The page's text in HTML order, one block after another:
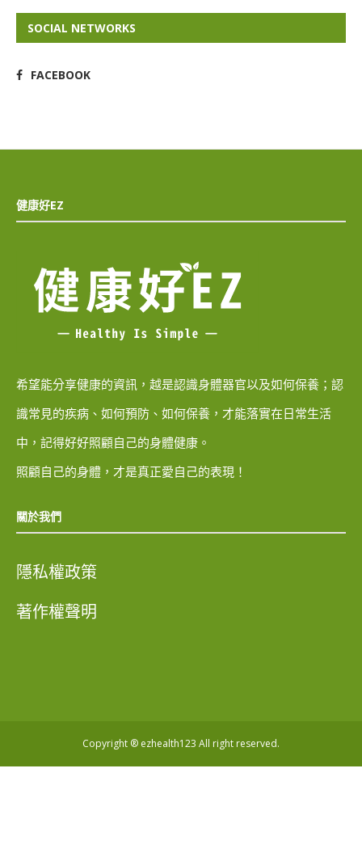
SOCIAL NETWORKS
FACEBOOK
健康好EZ
希望能分享健康的資訊，越是認識身體器官以及如何保養；認
識常見的疾病、如何預防、如何保養，才能落實在日常生活
中，記得好好照顧自己的身體健康。
照顧自己的身體，才是真正愛自己的表現！
關於我們
隱私權政策
著作權聲明
Copyright ® ezhealth123 All right reserved.